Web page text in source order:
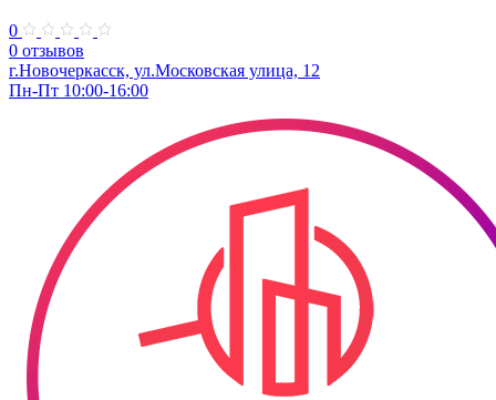
0
0 отзывов
г.Новочеркасск, ул.Московская улица, 12
Пн-Пт 10:00-16:00